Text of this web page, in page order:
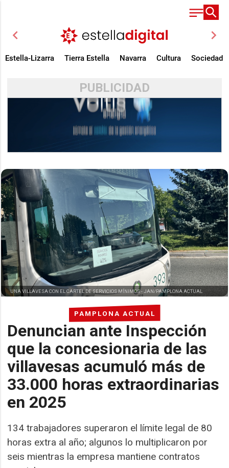
chevron_left chevron_right
Estella-Lizarra Tierra Estella Navarra Cultura Sociedad
PUBLICIDAD
PAMPLONA ACTUAL
Denuncian ante Inspección
que la concesionaria de las
villavesas acumuló más de
33.000 horas extraordinarias
en 2025
134 trabajadores superaron el límite legal de 80
horas extra al año; algunos lo multiplicaron por
seis mientras la empresa mantiene contratos
UNA VILLAVESA CON EL CARTEL DE SERVICIOS MÍNIMOS -JAN/PAMPLONA ACTUAL